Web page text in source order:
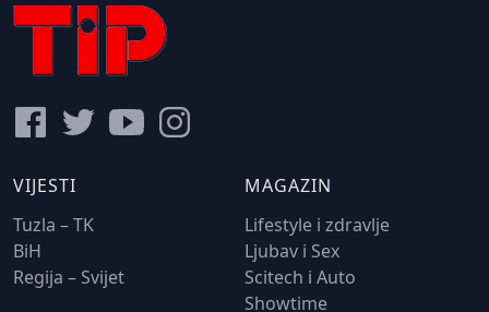
VIJESTI
Tuzla – TK
BiH
Regija – Svijet
MAGAZIN
Lifestyle i zdravlje
Ljubav i Sex
Scitech i Auto
Showtime